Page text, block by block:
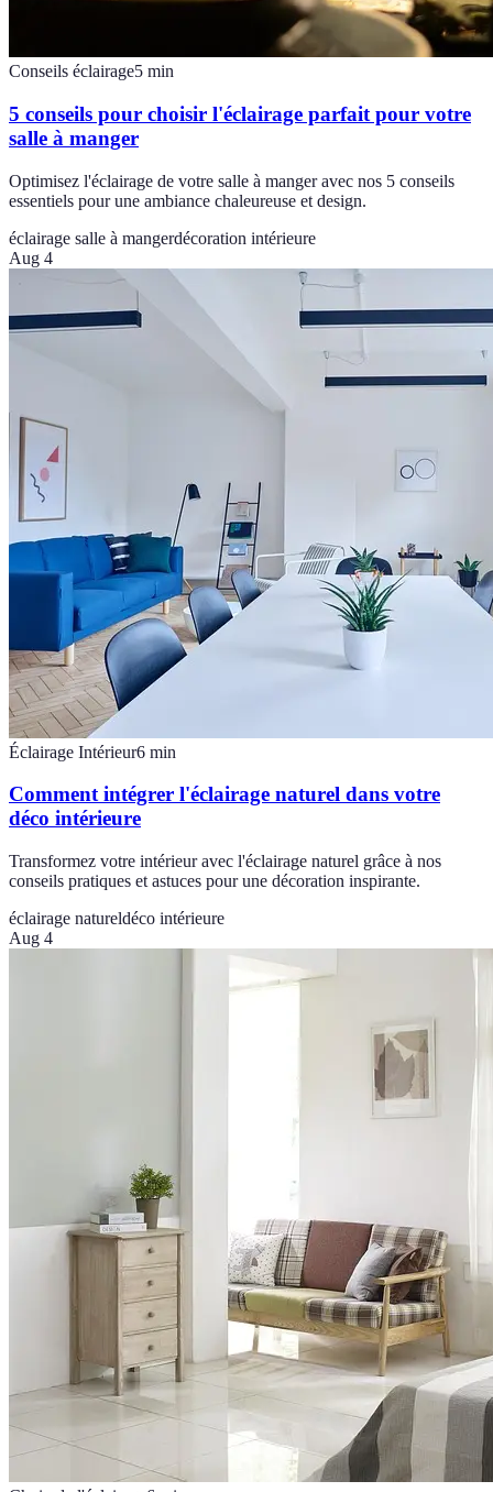
Conseils éclairage5 min
5 conseils pour choisir l'éclairage parfait pour votre
salle à manger
Optimisez l'éclairage de votre salle à manger avec nos 5 conseils
essentiels pour une ambiance chaleureuse et design.
éclairage salle à mangerdécoration intérieure
Aug 4
Éclairage Intérieur6 min
Comment intégrer l'éclairage naturel dans votre
déco intérieure
Transformez votre intérieur avec l'éclairage naturel grâce à nos
conseils pratiques et astuces pour une décoration inspirante.
éclairage natureldéco intérieure
Aug 4